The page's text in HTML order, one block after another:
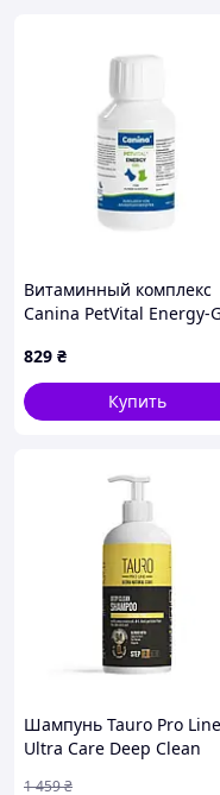
Витаминный комплекс
Canina PetVital Energy-
восстановления 100 мл
(712106 AD)
829 ₴
Купить
Шампунь Tauro Pro Line
Ultra Care Deep Clean
1 459₴